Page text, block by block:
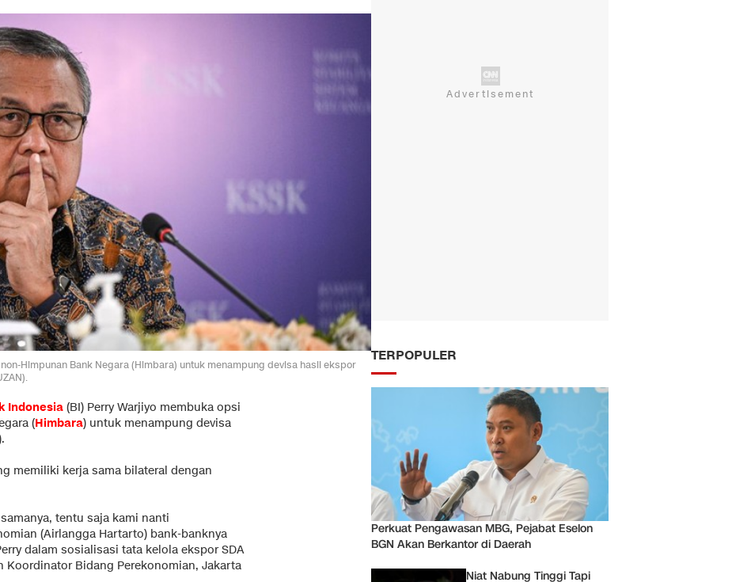
Himpunan Bank Negara (Himbara) untuk menampung devisa hasil ekspor
Indonesia (BI) Perry Warjiyo membuka opsi
(Himbara) untuk menampung devisa
memiliki kerja sama bilateral dengan
tentu saja kami nanti
(Airlangga Hartarto) bank-banknya
dalam sosialisasi tata kelola ekspor SDA
Bidang Perekonomian, Jakarta
TERPOPULER
Perkuat Pengawasan MBG, Pejabat Eselon
BGN Akan Berkantor di Daerah
Niat Nabung Tinggi Tapi